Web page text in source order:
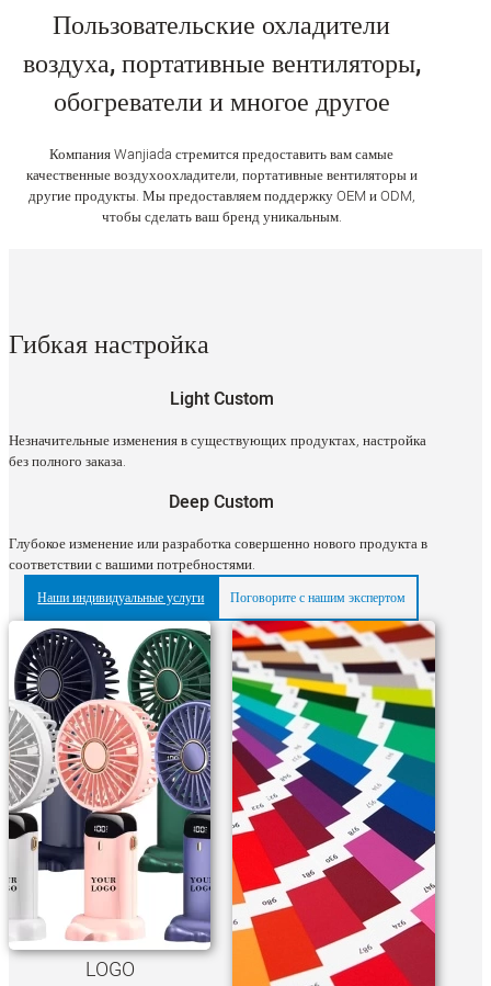
Пользовательские охладители
воздуха, портативные вентиляторы,
обогреватели и многое другое
Компания Wanjiada стремится предоставить вам самые
качественные воздухоохладители, портативные вентиляторы и
другие продукты. Мы предоставляем поддержку OEM и ODM,
чтобы сделать ваш бренд уникальным.
Гибкая настройка
Light Custom
Незначительные изменения в существующих продуктах, настройка
без полного заказа.
Deep Custom
Глубокое изменение или разработка совершенно нового продукта в
соответствии с вашими потребностями.
Наши индивидуальные услуги Поговорите с нашим экспертом
LOGO